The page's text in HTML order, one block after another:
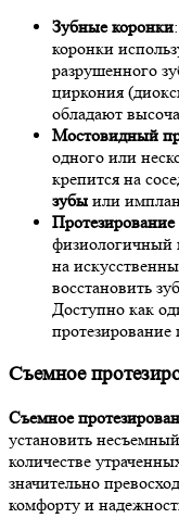
Зубные коронки
коронки
разрушенного
циркония
обладают
Мостовидный
одного или
крепится на
зубы или
физиологичный
на
восстановить
Доступно как
протезирование
Съемное
Съемное
установить
количестве
значительно
комфорту и